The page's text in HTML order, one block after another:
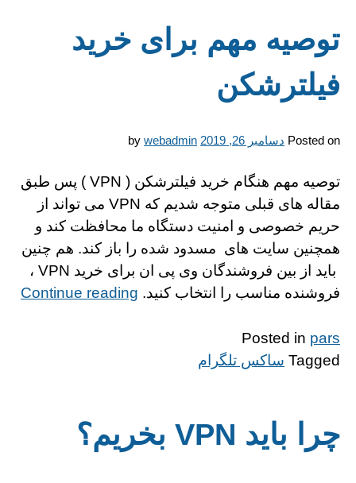
توصیه مهم برای خرید
فیلترشکن
Posted on دسامبر 26, 2019 by webadmin
توصیه مهم هنگام خرید فیلترشکن ( VPN ) پس طبق
مقاله های قبلی متوجه شدیم که VPN می تواند از
حریم خصوصی و امنیت دستگاه ما محافظت کند و
همچنین سایت های مسدود شده را باز کند. هم چنین
باید از بین فروشندگان وی پی ان برای خرید VPN ،
فروشنده مناسب را انتخاب کنید. Continue reading
Posted in pars
Tagged ساکس تلگرام
چرا باید VPN بخریم؟